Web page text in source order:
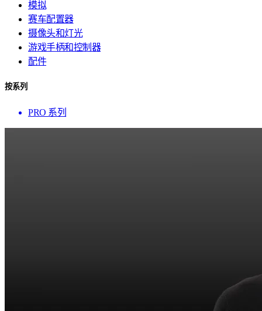
模拟
赛车配置器
摄像头和灯光
游戏手柄和控制器
配件
按系列
PRO 系列